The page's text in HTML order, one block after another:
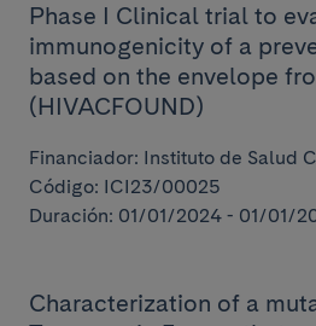
Phase I Clinical trial to
immunogenicity of a
based on the envelope
(HIVACFOUND)
Financiador: Instituto de Salud
Código: ICI23/00025
Duración: 01/01/2024 - 01/01/
Characterization of a